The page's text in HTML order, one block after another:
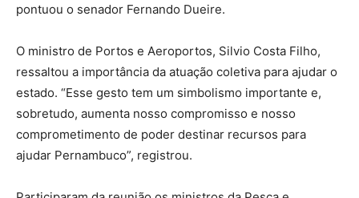
pontuou o senador Fernando Dueire.
O ministro de Portos e Aeroportos, Silvio Costa Filho,
ressaltou a importância da atuação coletiva para ajudar o
estado. “Esse gesto tem um simbolismo importante e,
sobretudo, aumenta nosso compromisso e nosso
comprometimento de poder destinar recursos para
ajudar Pernambuco”, registrou.